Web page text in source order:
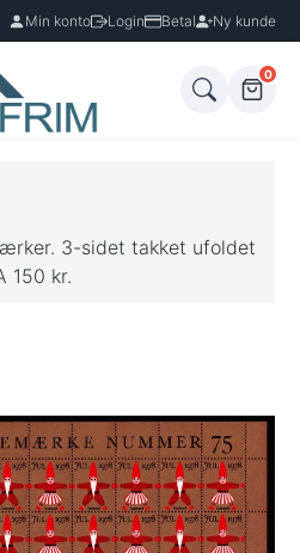
Min konto Login Betal Ny kunde
0
3-sidet takket ufoldet
150 kr.